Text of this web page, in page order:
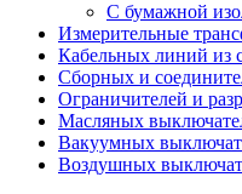
С бумажной
Измерительные
Кабельных линий из
Сборных и
Ограничителей и
Масляных
Вакуумных
Воздушных